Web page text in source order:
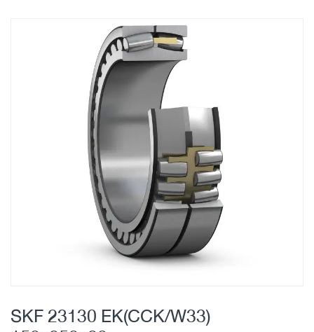
Skip
to
the
end
of
the
images
gallery
to
the
SKF 23130 EK(CCK/W33)